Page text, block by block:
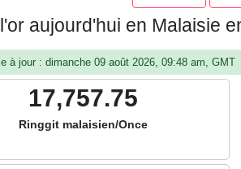
aujourd'hui en Malaisie
à jour : dimanche 09 août 2026, 09:48 am, GMT
17,757.75
Ringgit malaisien/Once